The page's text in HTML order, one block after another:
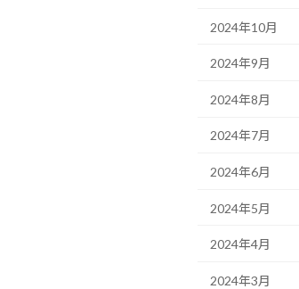
2024年10月
2024年9月
2024年8月
2024年7月
2024年6月
2024年5月
2024年4月
2024年3月